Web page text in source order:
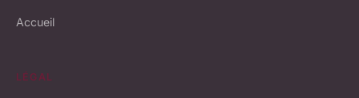
Accueil
LÉGAL